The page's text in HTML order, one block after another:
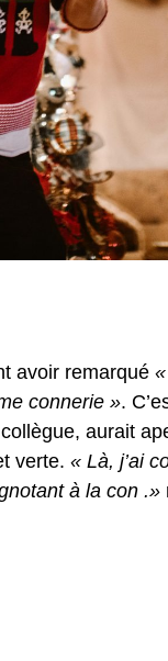
avoir remarqué
connerie ».
aurait
verte. « Là, j’ai
à la con .»